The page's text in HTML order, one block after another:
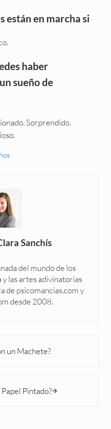
están en marcha si
haber
sueño de
Sorprendido.
Sanchís
del mundo de los
y las artes adivinatorias
de psicomancias.com y
desde 2008.
un Machete?
Pintado?